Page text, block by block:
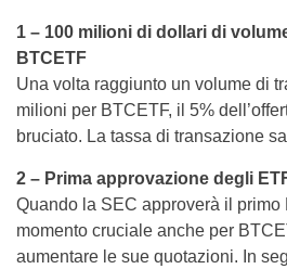
1 – 100 milioni di dollari di
BTCETF
Una volta raggiunto un volume di
milioni per BTCETF, il 5%
bruciato. La tassa di transazione
2 – Prima approvazione degli
Quando la SEC approverà il primo
momento cruciale anche per
aumentare le sue quotazioni. In